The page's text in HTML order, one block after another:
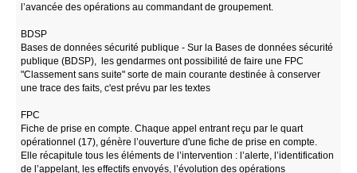
l’avancée des opérations au commandant de groupement.
BDSP
Bases de données sécurité publique - Sur la Bases de données sécurité
publique (BDSP), les gendarmes ont possibilité de faire une FPC
"Classement sans suite" sorte de main courante destinée à conserver
une trace des faits, c'est prévu par les textes
FPC
Fiche de prise en compte. Chaque appel entrant reçu par le quart
opérationnel (17), génère l’ouverture d'une fiche de prise en compte.
Elle récapitule tous les éléments de l’intervention : l’alerte, l’identification
de l’appelant, les effectifs envoyés, l’évolution des opérations